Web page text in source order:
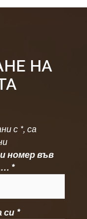
НА
с *, са
номер във
*
си *